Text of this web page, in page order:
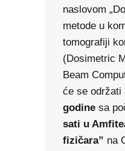
naslovom
metode u
tomografiji
(Dosimetric
Beam
će se održati
godine sa
sati u
fizičara” na